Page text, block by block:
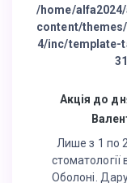
/home/
content/
4/inc/template-
31
Акція до
Лише з 1 по
стоматології
Оболоні.